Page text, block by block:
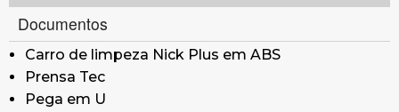
Documentos
Carro de limpeza Nick Plus em ABS
Prensa Tec
Pega em U